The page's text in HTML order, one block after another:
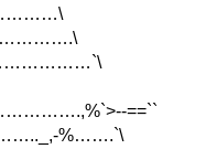
==``
%…….`\